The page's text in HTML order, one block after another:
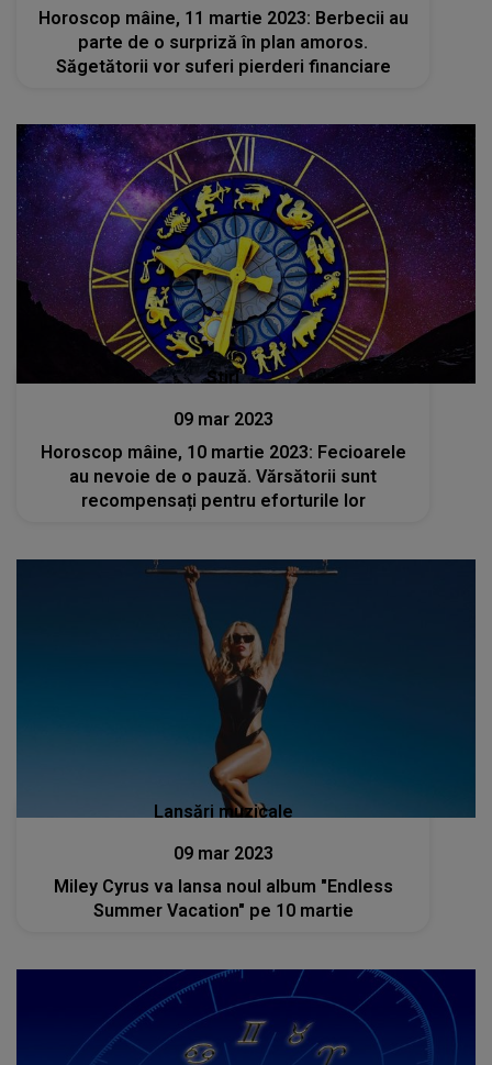
Horoscop mâine, 11 martie 2023: Berbecii au
parte de o surpriză în plan amoros.
Săgetătorii vor suferi pierderi financiare
Stiri
09 mar 2023
Horoscop mâine, 10 martie 2023: Fecioarele
au nevoie de o pauză. Vărsătorii sunt
recompensați pentru eforturile lor
Lansări muzicale
09 mar 2023
Miley Cyrus va lansa noul album "Endless
Summer Vacation" pe 10 martie